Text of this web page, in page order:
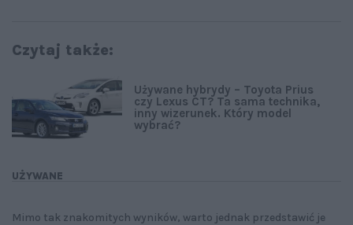
Czytaj także:
UŻYWANE
Używane hybrydy – Toyota Prius
czy Lexus CT? Ta sama technika,
inny wizerunek. Który model
wybrać?
Mimo tak znakomitych wyników, warto jednak przedstawić je